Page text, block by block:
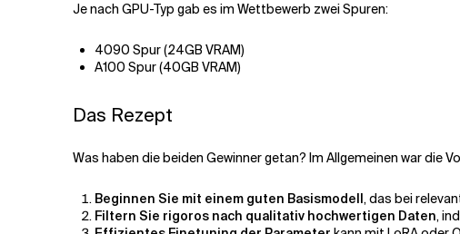
Je nach GPU-Typ gab es im Wettbewerb zwei Spuren:
4090 Spur (24GB VRAM)
A100 Spur (40GB VRAM)
Das Rezept
Was haben die beiden Gewinner getan? Im Allgemeinen war die
Beginnen Sie mit einem guten Basismodell, das bei
Filtern Sie rigoros nach qualitativ hochwertigen Daten,